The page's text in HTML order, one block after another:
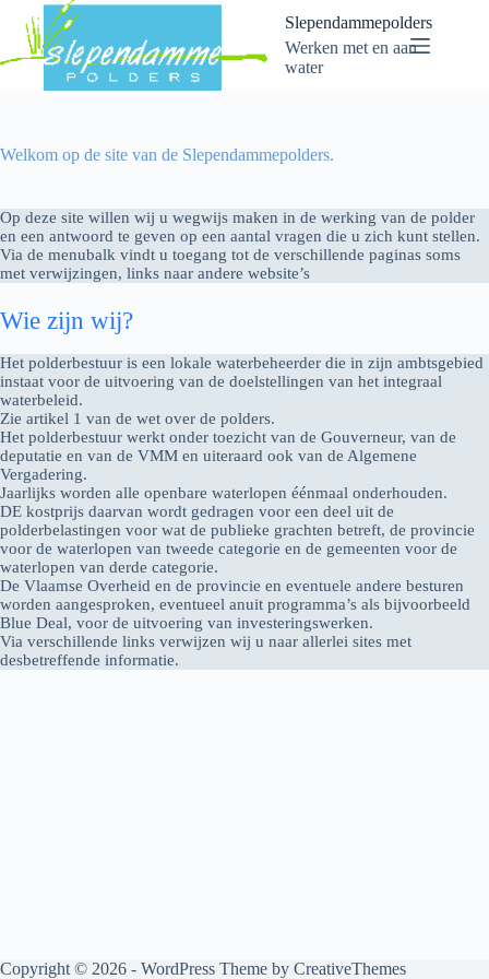
content
Slependammepolders
Werken met en aan
water
Welkom op de site van de Slependammepolders.
Op deze site willen wij u wegwijs maken in de werking van de polder
en een antwoord te geven op een aantal vragen die u zich kunt stellen.
Via de menubalk vindt u toegang tot de verschillende paginas soms
met verwijzingen, links naar andere website’s
Wie zijn wij?
Het polderbestuur is een lokale waterbeheerder die in zijn ambtsgebied
instaat voor de uitvoering van de doelstellingen van het integraal
waterbeleid.
Zie artikel 1 van de wet over de polders.
Het polderbestuur werkt onder toezicht van de Gouverneur, van de
deputatie en van de VMM en uiteraard ook van de Algemene
Vergadering.
Jaarlijks worden alle openbare waterlopen éénmaal onderhouden.
DE kostprijs daarvan wordt gedragen voor een deel uit de
polderbelastingen voor wat de publieke grachten betreft, de provincie
voor de waterlopen van tweede categorie en de gemeenten voor de
waterlopen van derde categorie.
De Vlaamse Overheid en de provincie en eventuele andere besturen
worden aangesproken, eventueel anuit programma’s als bijvoorbeeld
Blue Deal, voor de uitvoering van investeringswerken.
Via verschillende links verwijzen wij u naar allerlei sites met
desbetreffende informatie.
Copyright © 2026 - WordPress Theme by CreativeThemes